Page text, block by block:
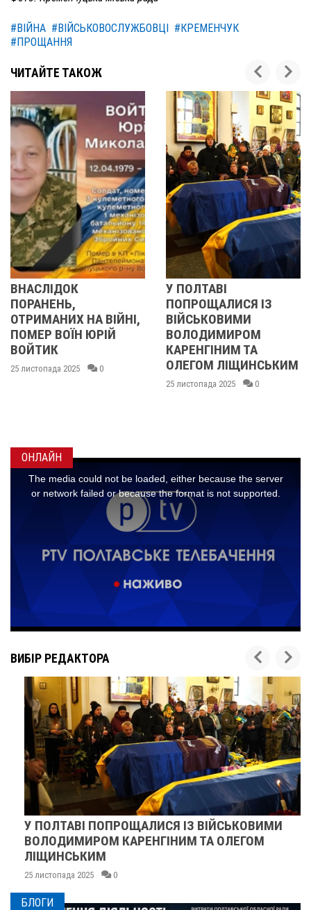
#ВІЙНА #ВІЙСЬКОВОСЛУЖБОВЦІ #КРЕМЕНЧУК
#ПРОЩАННЯ
ЧИТАЙТЕ ТАКОЖ
НА ВІЙНІ,
ЮРІЙ
0
ПОПРОЩАЛИСЯ ІЗ
ВІЙСЬКОВИМИ
ВОЛОДИМИРОМ
КАРЕНГІНИМ ТА
ОЛЕГОМ ЛІЩИНСЬКИМ
25 листопада 2025 0
ОНЛАЙН
ВИБІР РЕДАКТОРА
У ПОЛТАВІ ПОПРОЩАЛИСЯ ІЗ ВІЙСЬКОВИМИ
ВОЛОДИМИРОМ КАРЕНГІНИМ ТА ОЛЕГОМ
ЛІЩИНСЬКИМ
25 листопада 2025 0
БЛОГИ